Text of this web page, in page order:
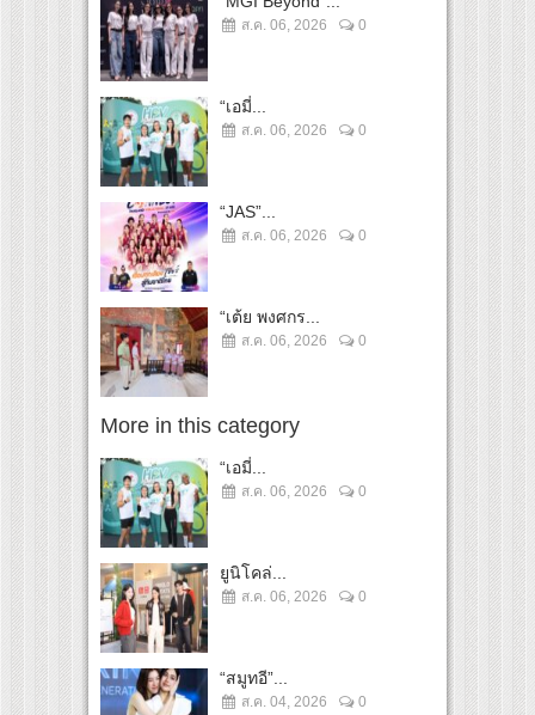
ส.ค. 06, 2026 0
“เอมี่...
ส.ค. 06, 2026 0
“JAS”...
ส.ค. 06, 2026 0
“เต้ย พงศกร...
ส.ค. 06, 2026 0
More in this category
“เอมี่...
ส.ค. 06, 2026 0
ยูนิโคล่...
ส.ค. 06, 2026 0
“สมูทอี”...
ส.ค. 04, 2026 0